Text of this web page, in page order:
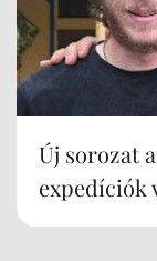
Új sorozat
expedíciók